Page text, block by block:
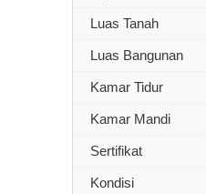
Luas Tanah
Luas Bangunan
Kamar Tidur
Kamar Mandi
Sertifikat
Kondisi